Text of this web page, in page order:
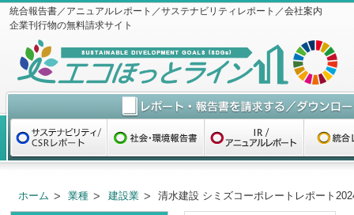
統合報告書／アニュアルレポート／サステナビリティレポート／会社案内
企業刊行物の無料請求サイト
ホーム 業種 建設業 清水建設 シミズコーポレートレポート